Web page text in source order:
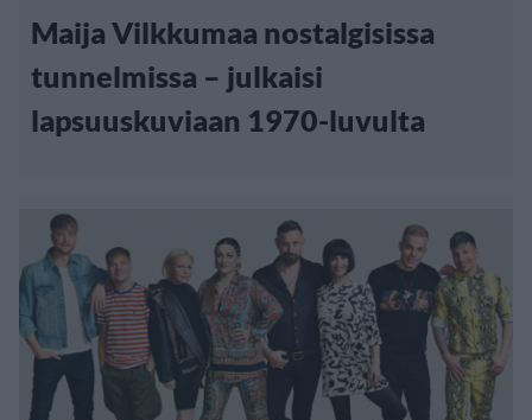
Maija Vilkkumaa nostalgisissa
tunnelmissa – julkaisi
lapsuuskuviaan 1970-luvulta